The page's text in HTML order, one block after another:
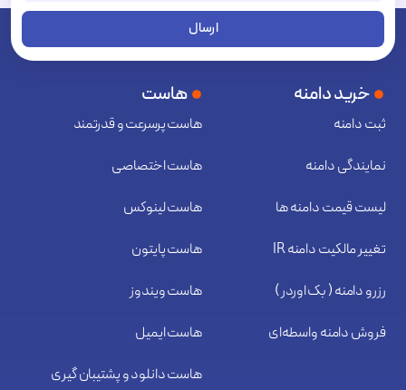
ارسال
خرید دامنه
ثبت دامنه
نمایندگی دامنه
لیست قیمت دامنه ها
تغییر مالکیت دامنه IR
رزرو دامنه ( بک اوردر )
فروش دامنه واسطه‌ای
هاست
هاست پرسرعت و قدرتمند
هاست اختصاصی
هاست لینوکس
هاست پایتون
هاست ویندوز
هاست ایمیل
هاست دانلود و پشتیبان گیری